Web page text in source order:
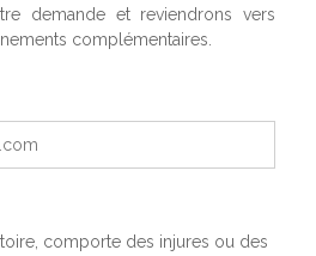
demande et reviendrons vers
complémentaires.
comporte des injures ou des